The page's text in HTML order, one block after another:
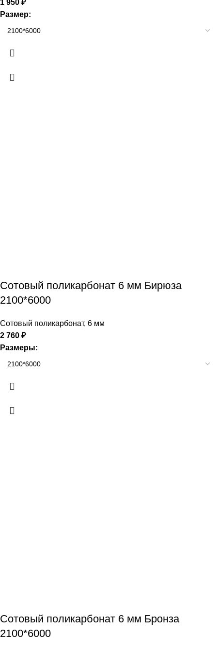
1 950 ₽
Размер:
Сотовый поликарбонат 6 мм Бирюза
2100*6000
Сотовый поликарбонат, 6 мм
2 760 ₽
Размеры:
Сотовый поликарбонат 6 мм Бронза
2100*6000